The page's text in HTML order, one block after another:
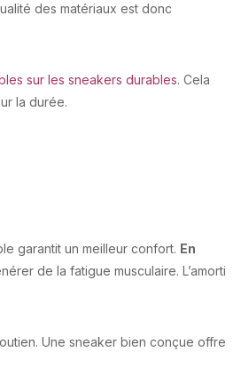
des matériaux est donc
sur les sneakers durables. Cela
la durée.
garantit un meilleur confort. En
de la fatigue musculaire. L’amorti
Une sneaker bien conçue offre